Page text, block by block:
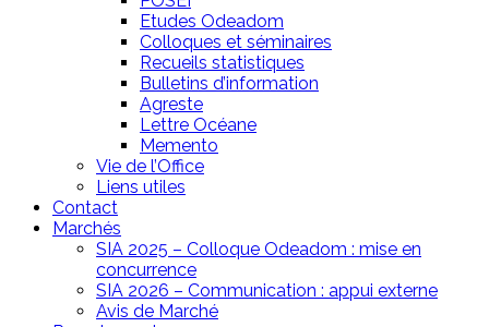
Etudes Odeadom
Colloques et séminaires
Recueils statistiques
Bulletins d’information
Agreste
Lettre Océane
Memento
Vie de l’Office
Liens utiles
Contact
Marchés
SIA 2025 – Colloque Odeadom : mise en
concurrence
SIA 2026 – Communication : appui externe
Avis de Marché